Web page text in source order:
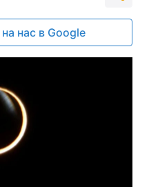
нас в Google